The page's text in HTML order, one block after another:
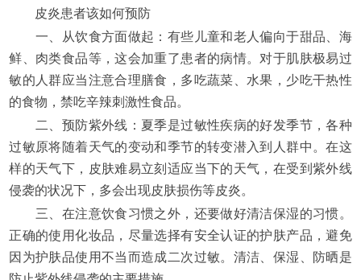
皮炎患者该如何预防
一、从饮食方面做起：有些儿童和老人偏向于甜品、海
鲜、肉类食品等，这会加重了患者的病情。对于肌肤极易过
敏的人群应当注意合理膳食，多吃蔬菜、水果，少吃干热性
的食物，禁吃辛辣刺激性食品。
二、预防紫外线：夏季是过敏性疾病的好发季节，各种
过敏原将随着天气的变动和季节的转变潜入到人群中。在这
样的天气下，皮肤难易立刻适应当下的天气，在受到紫外线
侵袭的状况下，多会出现皮肤损伤等皮炎。
三、在注意饮食习惯之外，还要做好清洁保湿的习惯。
正确的使用化妆品，尽量选择有安全认证的护肤产品，避免
因为护肤品使用不当而造成二次过敏。清洁、保湿、防晒是